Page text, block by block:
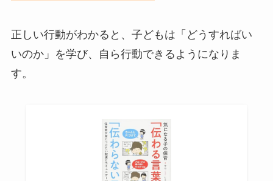
正しい行動がわかると、子どもは「どうすればい
いのか」を学び、自ら行動できるようになりま
す。